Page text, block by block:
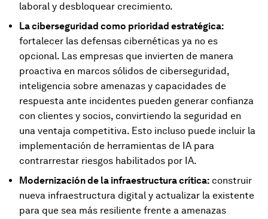
laboral y desbloquear crecimiento.
La ciberseguridad como prioridad estratégica:
fortalecer las defensas cibernéticas ya no es
opcional. Las empresas que invierten de manera
proactiva en marcos sólidos de ciberseguridad,
inteligencia sobre amenazas y capacidades de
respuesta ante incidentes pueden generar confianza
con clientes y socios, convirtiendo la seguridad en
una ventaja competitiva. Esto incluso puede incluir la
implementación de herramientas de IA para
contrarrestar riesgos habilitados por IA.
Modernización de la infraestructura crítica: construir
nueva infraestructura digital y actualizar la existente
para que sea más resiliente frente a amenazas